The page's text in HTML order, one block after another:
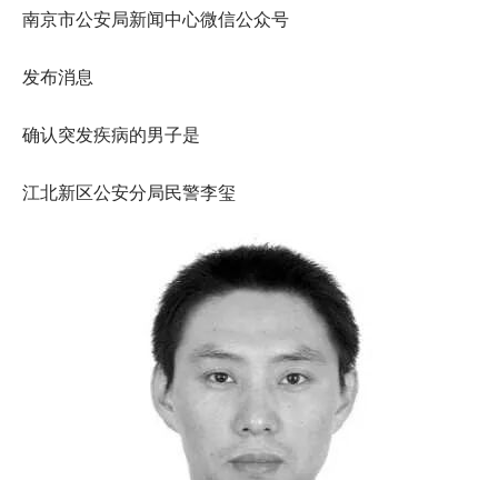
南京市公安局新闻中心微信公众号
发布消息
确认突发疾病的男子是
江北新区公安分局民警李玺